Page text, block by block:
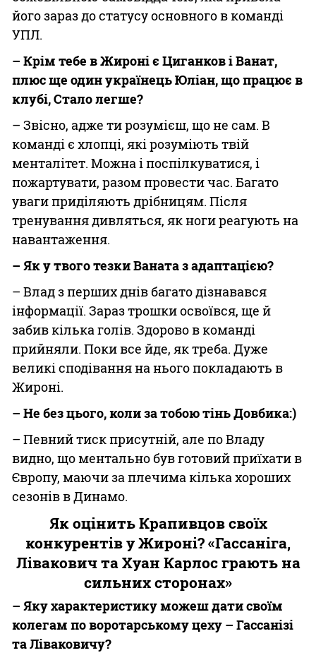
його зараз до статусу основного в команді
УПЛ.
– Крім тебе в Жироні є Циганков і Ванат,
плюс ще один українець Юліан, що працює в
клубі, Стало легше?
– Звісно, адже ти розумієш, що не сам. В
команді є хлопці, які розуміють твій
менталітет. Можна і поспілкуватися, і
пожартувати, разом провести час. Багато
уваги приділяють дрібницям. Після
тренування дивляться, як ноги реагують на
навантаження.
– Як у твого тезки Ваната з адаптацією?
– Влад з перших днів багато дізнавався
інформації. Зараз трошки освоївся, ще й
забив кілька голів. Здорово в команді
прийняли. Поки все йде, як треба. Дуже
великі сподівання на нього покладають в
Жироні.
– Не без цього, коли за тобою тінь Довбика:)
– Певний тиск присутній, але по Владу
видно, що ментально був готовий приїхати в
Європу, маючи за плечима кілька хороших
сезонів в Динамо.
Як оцінить Крапивцов своїх
конкурентів у Жироні? «Гассаніга,
Лівакович та Хуан Карлос грають на
сильних сторонах»
– Яку характеристику можеш дати своїм
колегам по воротарському цеху – Гассанізі
та Ліваковичу?